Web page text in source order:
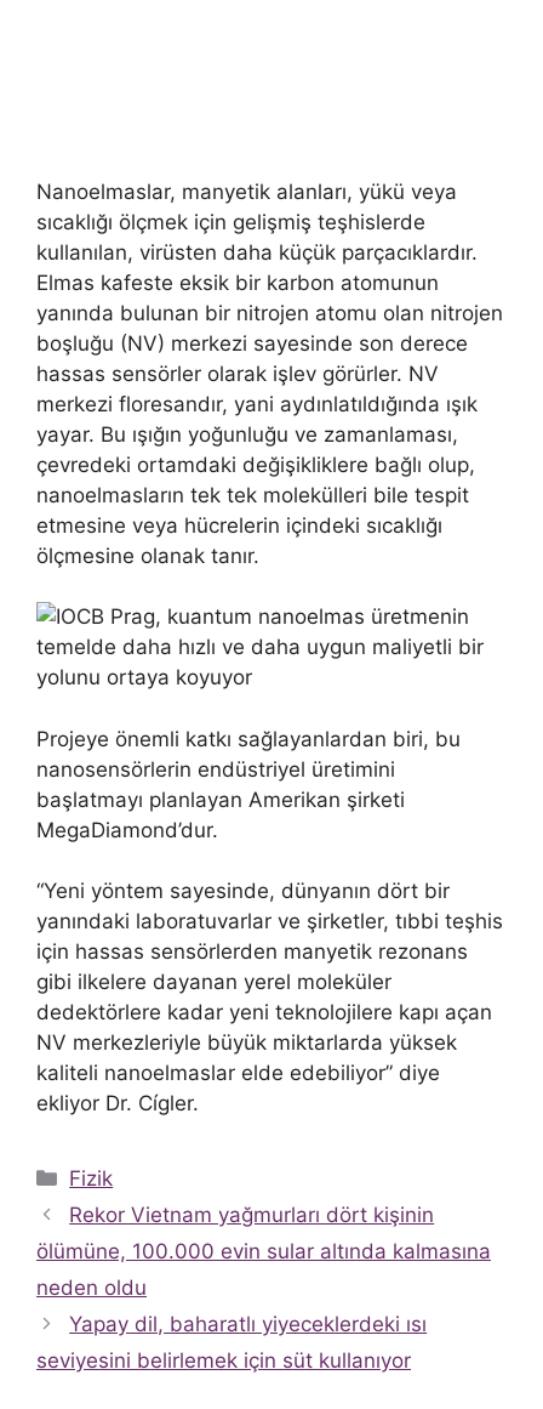
Nanoelmaslar, manyetik alanları, yükü veya
sıcaklığı ölçmek için gelişmiş teşhislerde
kullanılan, virüsten daha küçük parçacıklardır.
Elmas kafeste eksik bir karbon atomunun
yanında bulunan bir nitrojen atomu olan nitrojen
boşluğu (NV) merkezi sayesinde son derece
hassas sensörler olarak işlev görürler. NV
merkezi floresandır, yani aydınlatıldığında ışık
yayar. Bu ışığın yoğunluğu ve zamanlaması,
çevredeki ortamdaki değişikliklere bağlı olup,
nanoelmasların tek tek molekülleri bile tespit
etmesine veya hücrelerin içindeki sıcaklığı
ölçmesine olanak tanır.
Projeye önemli katkı sağlayanlardan biri, bu
nanosensörlerin endüstriyel üretimini
başlatmayı planlayan Amerikan şirketi
MegaDiamond’dur.
“Yeni yöntem sayesinde, dünyanın dört bir
yanındaki laboratuvarlar ve şirketler, tıbbi teşhis
için hassas sensörlerden manyetik rezonans
gibi ilkelere dayanan yerel moleküler
dedektörlere kadar yeni teknolojilere kapı açan
NV merkezleriyle büyük miktarlarda yüksek
kaliteli nanoelmaslar elde edebiliyor” diye
ekliyor Dr. Cígler.
Kategoriler
Fizik
Rekor Vietnam yağmurları dört kişinin
ölümüne, 100.000 evin sular altında kalmasına
neden oldu
Yapay dil, baharatlı yiyeceklerdeki ısı
seviyesini belirlemek için süt kullanıyor